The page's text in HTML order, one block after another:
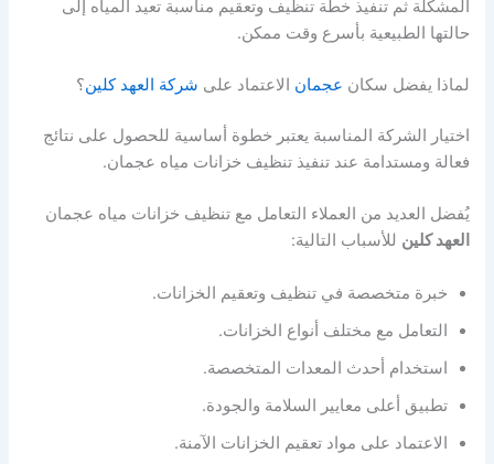
المشكلة ثم تنفيذ خطة تنظيف وتعقيم مناسبة تعيد المياه إلى
حالتها الطبيعية بأسرع وقت ممكن.
لماذا يفضل سكان عجمان الاعتماد على شركة العهد كلين؟
اختيار الشركة المناسبة يعتبر خطوة أساسية للحصول على نتائج
فعالة ومستدامة عند تنفيذ تنظيف خزانات مياه عجمان.
يُفضل العديد من العملاء التعامل مع تنظيف خزانات مياه عجمان
العهد كلين للأسباب التالية:
خبرة متخصصة في تنظيف وتعقيم الخزانات.
التعامل مع مختلف أنواع الخزانات.
استخدام أحدث المعدات المتخصصة.
تطبيق أعلى معايير السلامة والجودة.
الاعتماد على مواد تعقيم الخزانات الآمنة.